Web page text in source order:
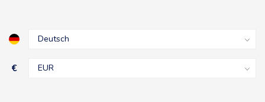
€